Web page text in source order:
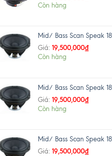
Còn hàng
Mid/ Bass Scan Speak
Giá: 19,500,000₫
Còn hàng
Mid/ Bass Scan Speak
Giá: 19,500,000₫
Còn hàng
Mid/ Bass Scan Speak
Giá: 19,500,000₫